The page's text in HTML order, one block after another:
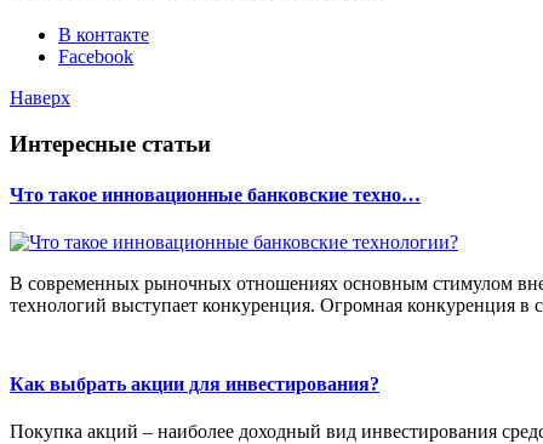
В контакте
Facebook
Наверх
Интересные статьи
Что такое инновационные банковские техно…
В современных рыночных отношениях основным стимулом
технологий выступает конкуренция. Огромная конкуренция в
Как выбрать акции для инвестирования?
Покупка акций – наиболее доходный вид инвестирования